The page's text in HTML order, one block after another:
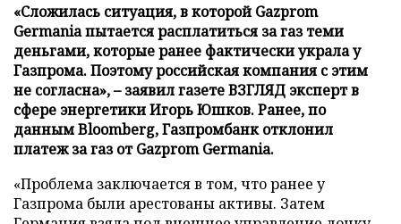
«Сложилась ситуация, в которой Gazprom
Germania пытается расплатиться за газ теми
деньгами, которые ранее фактически украла у
Газпрома. Поэтому российская компания с этим
не согласна», – заявил газете ВЗГЛЯД эксперт в
сфере энергетики Игорь Юшков. Ранее, по
данным Bloomberg, Газпромбанк отклонил
платеж за газ от Gazprom Germania.
«Проблема заключается в том, что ранее у
Газпрома были арестованы активы. Затем